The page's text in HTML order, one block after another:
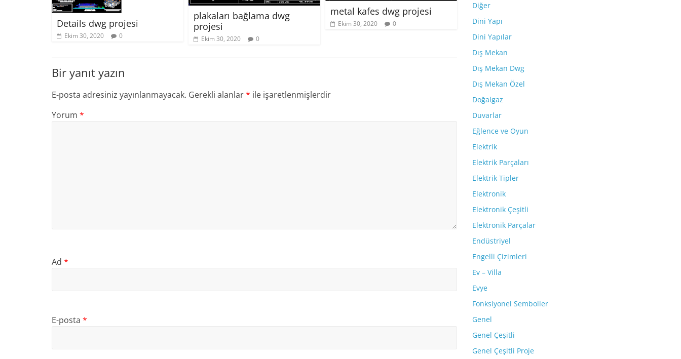
Details dwg projesi
Ekim 30, 2020 0
plakaları bağlama dwg
projesi
Ekim 30, 2020 0
metal kafes dwg projesi
Ekim 30, 2020 0
Bir yanıt yazın
E-posta adresiniz yayınlanmayacak. Gerekli alanlar* ile işaretlenmişlerdir
Yorum *
Ad *
E-posta *
Diğer
Dini Yapı
Dini Yapılar
Dış Mekan
Dış Mekan Dwg
Dış Mekan Özel
Doğalgaz
Duvarlar
Eğlence ve Oyun
Elektrik
Elektrik Parçaları
Elektrik Tipler
Elektronik
Elektronik Çeşitli
Elektronik Parçalar
Endüstriyel
Engelli Çizimleri
Ev – Villa
Evye
Fonksiyonel Semboller
Genel
Genel Çeşitli
Genel Çeşitli Proje